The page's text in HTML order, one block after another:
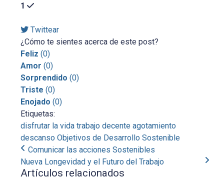
1
Twittear
¿Cómo te sientes acerca de este post?
Feliz (0)
Amor (0)
Sorprendido (0)
Triste (0)
Enojado (0)
Etiquetas:
disfrutar la vida trabajo decente agotamiento
descanso Objetivos de Desarrollo Sostenible
Comunicar las acciones Sostenibles
Nueva Longevidad y el Futuro del Trabajo
Artículos relacionados